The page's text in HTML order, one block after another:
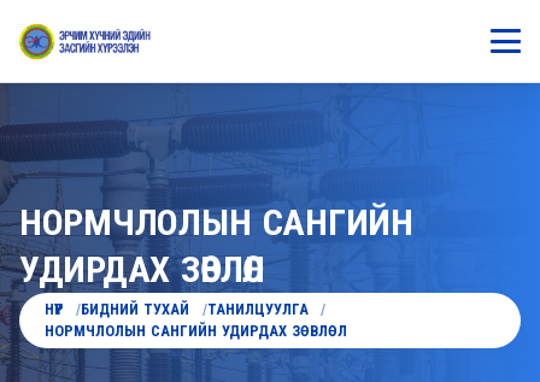
НОРМЧЛОЛЫН САНГИЙН
УДИРДАХ ЗӨВЛӨЛ
НҮҮР БИДНИЙ ТУХАЙ
ТАНИЛЦУУЛГА
НОРМЧЛОЛЫН САНГИЙН УДИРДАХ ЗӨВЛӨЛ